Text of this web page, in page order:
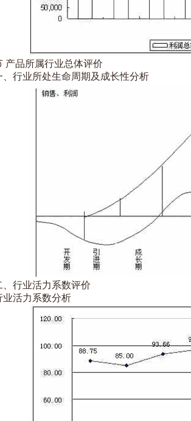
品所属行业总体评价
所处生命周期及成长性分析
活力系数评价
系数分析